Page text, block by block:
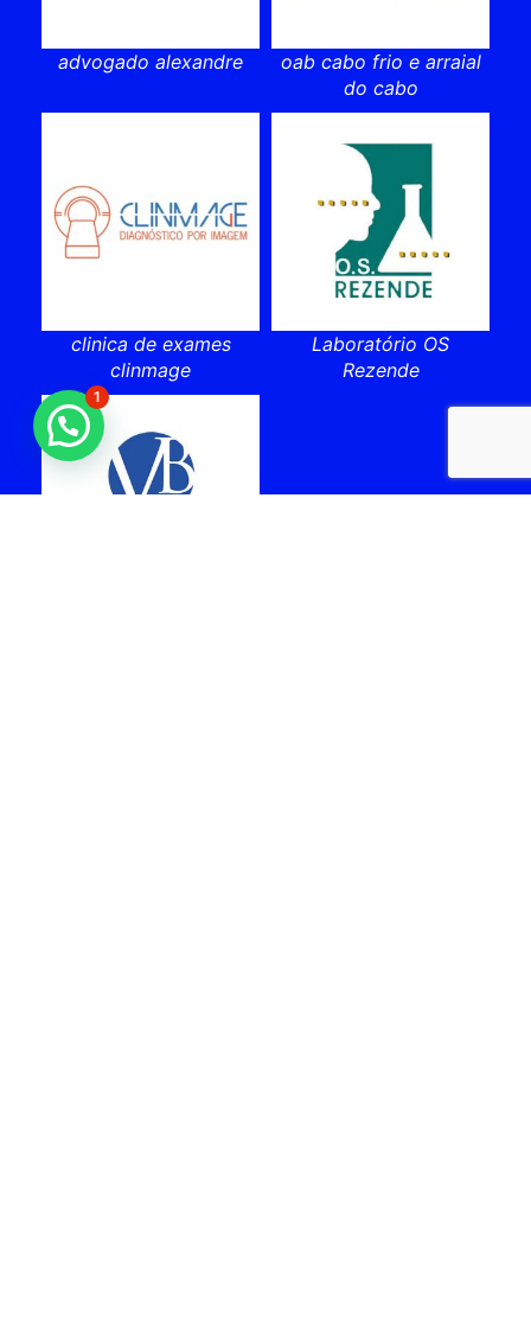
advogado alexandre
oab cabo frio e arraial
do cabo
clinica de exames
clinmage
Laboratório OS
Rezende
1